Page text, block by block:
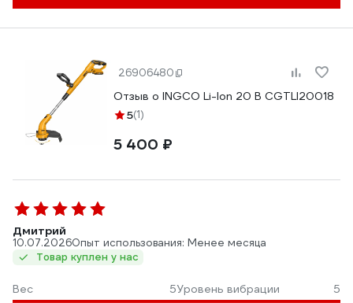
26906480
Отзыв о INGCO Li-Ion 20 В CGTLI20018
5(1)
5 400 ₽
Дмитрий
10.07.2026Опыт использования: Менее месяца
Товар куплен у нас
Вес 5Уровень вибрации
5